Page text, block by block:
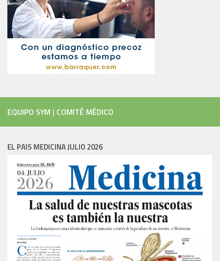
EQUIPO SYM | COMITÉ MÉDICO
EL PAIS MEDICINA JULIO 2026